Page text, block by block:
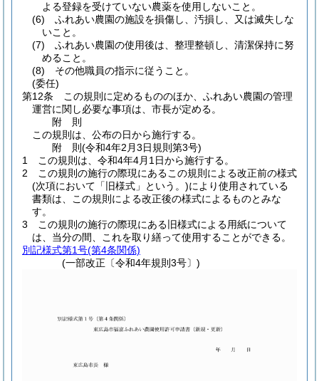
よる登録を受けていない農薬を使用しないこと。
(6)
ふれあい農園の施設を損傷し、汚損し、又は滅失しな
いこと。
(7)
ふれあい農園の使用後は、整理整頓し、清潔保持に努
めること。
(8)
その他職員の指示に従うこと。
(委任)
第12条
この規則に定めるもののほか、ふれあい農園の管理
運営に関し必要な事項は、市長が定める。
附 則
この規則は、公布の日から施行する。
附 則(令和4年2月3日規則第3号)
1
この規則は、令和4年4月1日から施行する。
2
この規則の施行の際現にあるこの規則による改正前の様式
(次項において「旧様式」という。)により使用されている
書類は、この規則による改正後の様式によるものとみな
す。
3
この規則の施行の際現にある旧様式による用紙について
は、当分の間、これを取り繕って使用することができる。
別記様式第1号(第4条関係)
(一部改正〔令和4年規則3号〕)